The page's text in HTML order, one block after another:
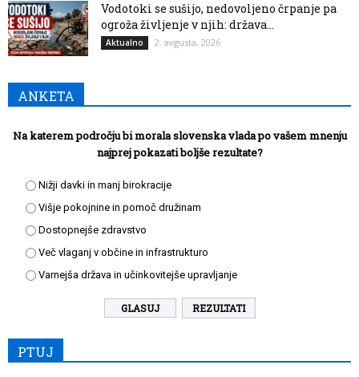
Vodotoki se sušijo, nedovoljeno črpanje pa
ogroža življenje v njih: država...
Aktualno 2. avgusta, 2026
ANKETA
Na katerem področju bi morala slovenska vlada po vašem mnenju
najprej pokazati boljše rezultate?
Nižji davki in manj birokracije
Višje pokojnine in pomoč družinam
Dostopnejše zdravstvo
Več vlaganj v občine in infrastrukturo
Varnejša država in učinkovitejše upravljanje
REZULTATI
PTUJ